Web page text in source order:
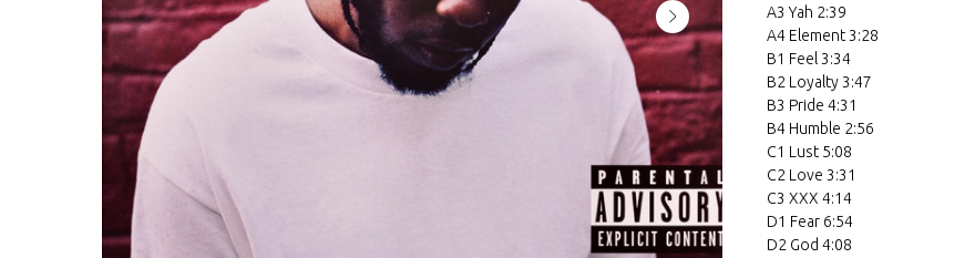
A3 Yah 2:39
A4 Element 3:28
B1 Feel 3:34
B2 Loyalty 3:47
B3 Pride 4:31
B4 Humble 2:56
C1 Lust 5:08
C2 Love 3:31
C3 XXX 4:14
D1 Fear 6:54
D2 God 4:08